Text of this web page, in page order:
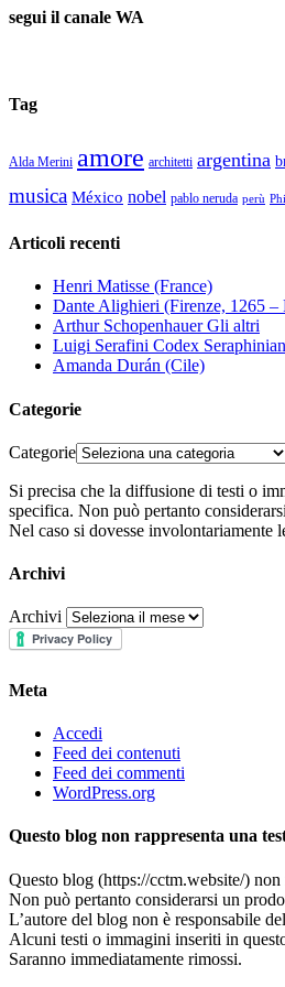
segui il canale WA
Tag
Alda Merini amore architetti argentina
musica México nobel pablo neruda perù
Articoli recenti
Henri Matisse (France)
Dante Alighieri (Firenze, 1265 –
Arthur Schopenhauer Gli altri
Luigi Serafini Codex
Amanda Durán (Cile)
Categorie
Categorie
Si precisa che la diffusione di testi o
specifica. Non può pertanto
Nel caso si dovesse involontariamente
Archivi
Archivi
Meta
Accedi
Feed dei contenuti
Feed dei commenti
WordPress.org
Questo blog non rappresenta una
Questo blog (https://cctm.website/)
Non può pertanto considerarsi un
L’autore del blog non è responsabile
Alcuni testi o immagini inseriti in
Saranno immediatamente rimossi.